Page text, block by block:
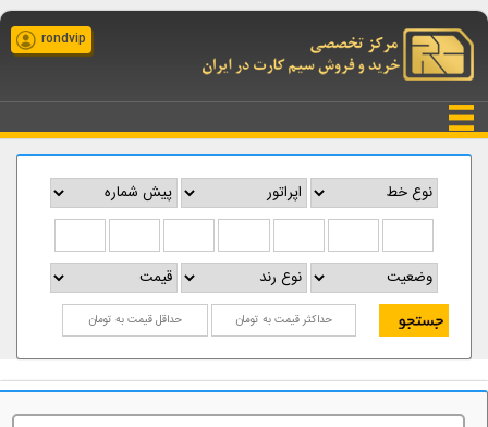
rondvip